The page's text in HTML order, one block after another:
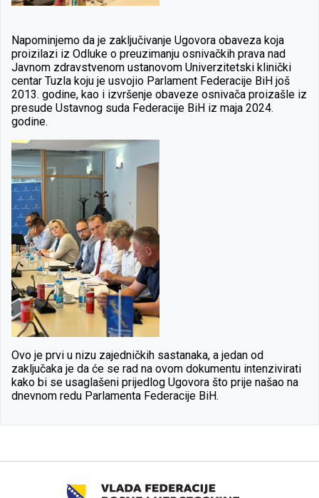
Napominjemo da je zaključivanje Ugovora obaveza koja
proizilazi iz Odluke o preuzimanju osnivačkih prava nad
Javnom zdravstvenom ustanovom Univerzitetski klinički
centar Tuzla koju je usvojio Parlament Federacije BiH još
2013. godine, kao i izvršenje obaveze osnivača proizašle iz
presude Ustavnog suda Federacije BiH iz maja 2024.
godine.
Ovo je prvi u nizu zajedničkih sastanaka, a jedan od
zaključaka je da će se rad na ovom dokumentu intenzivirati
kako bi se usaglašeni prijedlog Ugovora što prije našao na
dnevnom redu Parlamenta Federacije BiH.